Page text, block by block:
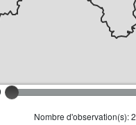
Nombre d'observation(s): 2